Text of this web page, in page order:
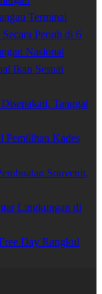
Terminal
Penuh di 6
Nasional
Ikan Sesuai
Tanggal
Pemilihan Kades
Souvenir,
Lingkungan di
Day Rangkul